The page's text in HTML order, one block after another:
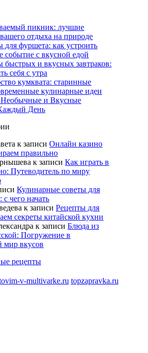
пикник: лучшие
отдыха на природе
для фуршета: как устроить
событие с вкусной едой
быстрых и вкусных завтраков:
себя с утра
кумквата: старинные
кулинарные идеи
Необычные и Вкусные
День
к записиОнлайн казино
правильно
к записиКак играть в
Путеводитель по миру
Кулинарные советы для
чего начать
к записиРецепты для
секреты китайской кухни
к записиБлюда из
Погружение в
мир вкусов
рецепты
v-multivarke.ru topzapravka.ru